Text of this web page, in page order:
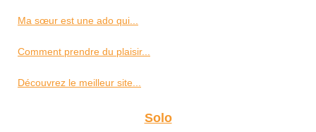
Ma sœur est une ado qui...
Comment prendre du plaisir...
Découvrez le meilleur site...
Solo